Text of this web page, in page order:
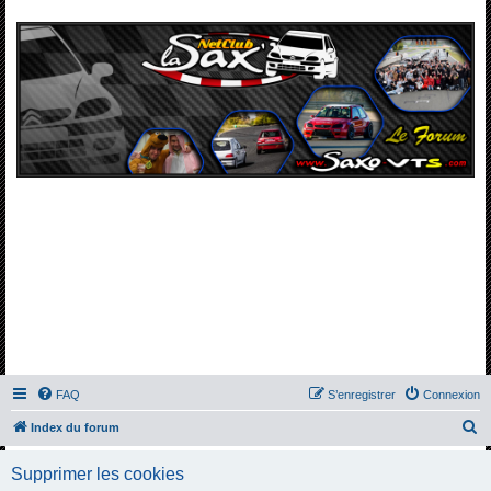
FAQ Connexion
S’enregistrer
Index du forum
Supprimer les cookies